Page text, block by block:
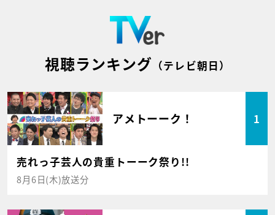
視聴ランキング （テレビ朝日）
アメトーーク！ 1
売れっ子芸人の貴重トーーク祭り!!
8月6日(木)放送分